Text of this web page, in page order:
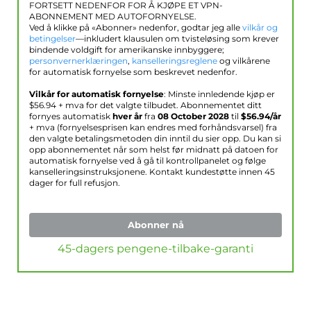
FORTSETT NEDENFOR FOR Å KJØPE ET VPN-
ABONNEMENT MED AUTOFORNYELSE.
Ved å klikke på «Abonner» nedenfor, godtar jeg alle vilkår og
betingelser—inkludert klausulen om tvisteløsing som krever
bindende voldgift for amerikanske innbyggere;
personvernerklæringen, kanselleringsreglene og vilkårene
for automatisk fornyelse som beskrevet nedenfor.
Vilkår for automatisk fornyelse: Minste innledende kjøp er
$56.94 + mva for det valgte tilbudet. Abonnementet ditt
fornyes automatisk hver år fra 08 October 2028 til $56.94/år
+ mva (fornyelsesprisen kan endres med forhåndsvarsel) fra
den valgte betalingsmetoden din inntil du sier opp. Du kan si
opp abonnementet når som helst før midnatt på datoen for
automatisk fornyelse ved å gå til kontrollpanelet og følge
kanselleringsinstruksjonene. Kontakt kundestøtte innen 45
dager for full refusjon.
Abonner nå
45-dagers pengene-tilbake-garanti